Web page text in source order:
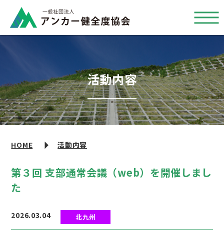
活動内容
HOME 活動内容
第３回 支部通常会議（web）を開催しまし
た
2026.03.04 北九州